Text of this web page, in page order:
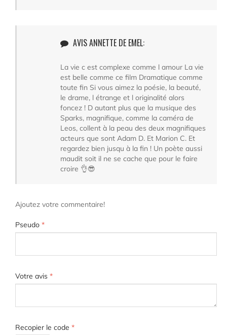
AVIS ANNETTE DE EMEL:
La vie c est complexe comme l amour La vie
est belle comme ce film Dramatique comme
toute fin Si vous aimez la poésie, la beauté,
le drame, l étrange et l originalité alors
foncez ! D autant plus que la musique des
Sparks, magnifique, comme la caméra de
Leos, collent à la peau des deux magnifiques
acteurs que sont Adam D. Et Marion C. Et
regardez bien jusqu à la fin ! Un poète aussi
maudit soit il ne se cache que pour le faire
croire 👌😎
Ajoutez votre commentaire!
Pseudo *
Votre avis *
Recopier le code *